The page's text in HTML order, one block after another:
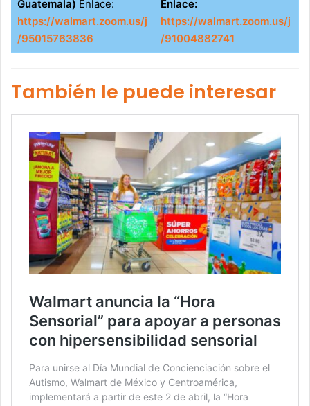
Guatemala) Enlace:
https://walmart.zoom.us/j
/95015763836
Enlace:
https://walmart.zoom.us/j
/91004882741
También le puede interesar